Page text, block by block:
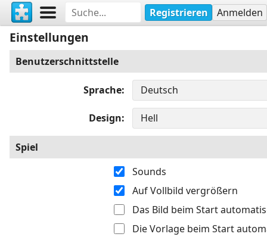
Registrieren Anmelden
Einstellungen
Benutzerschnittstelle
Sprache
Design
Spiel
Sounds
Auf Vollbild vergrößern
Das Bild beim Start
Die Vorlage beim Start